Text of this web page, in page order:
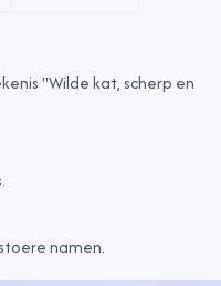
"Wilde kat, scherp en
.
namen.